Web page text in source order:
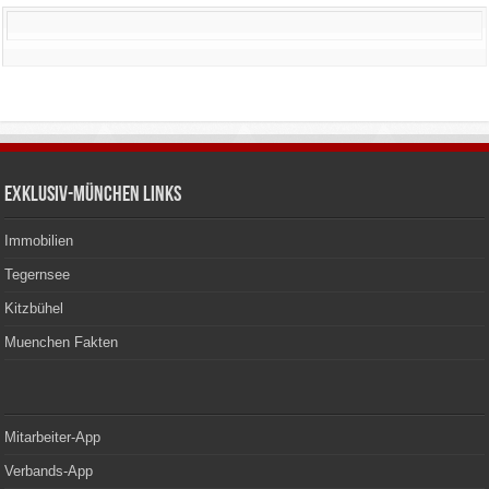
Exklusiv-München Links
Immobilien
Tegernsee
Kitzbühel
Muenchen Fakten
Mitarbeiter-App
Verbands-App